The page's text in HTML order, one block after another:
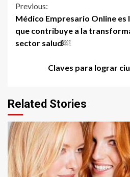
Continue
Reading
Previous:
Médico Empresario Online
que contribuye a la
sector salud￼
Claves para lograr
Related Stories